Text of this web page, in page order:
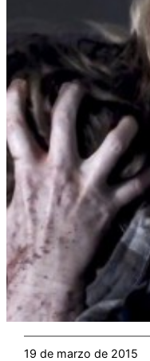
19 de marzo de 2015